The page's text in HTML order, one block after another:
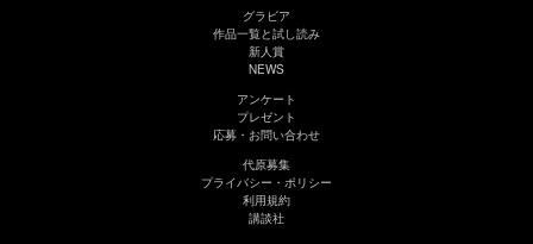
グラビア
作品一覧と試し読み
新人賞
NEWS
アンケート
プレゼント
応募・お問い合わせ
代原募集
プライバシー・ポリシー
利用規約
講談社